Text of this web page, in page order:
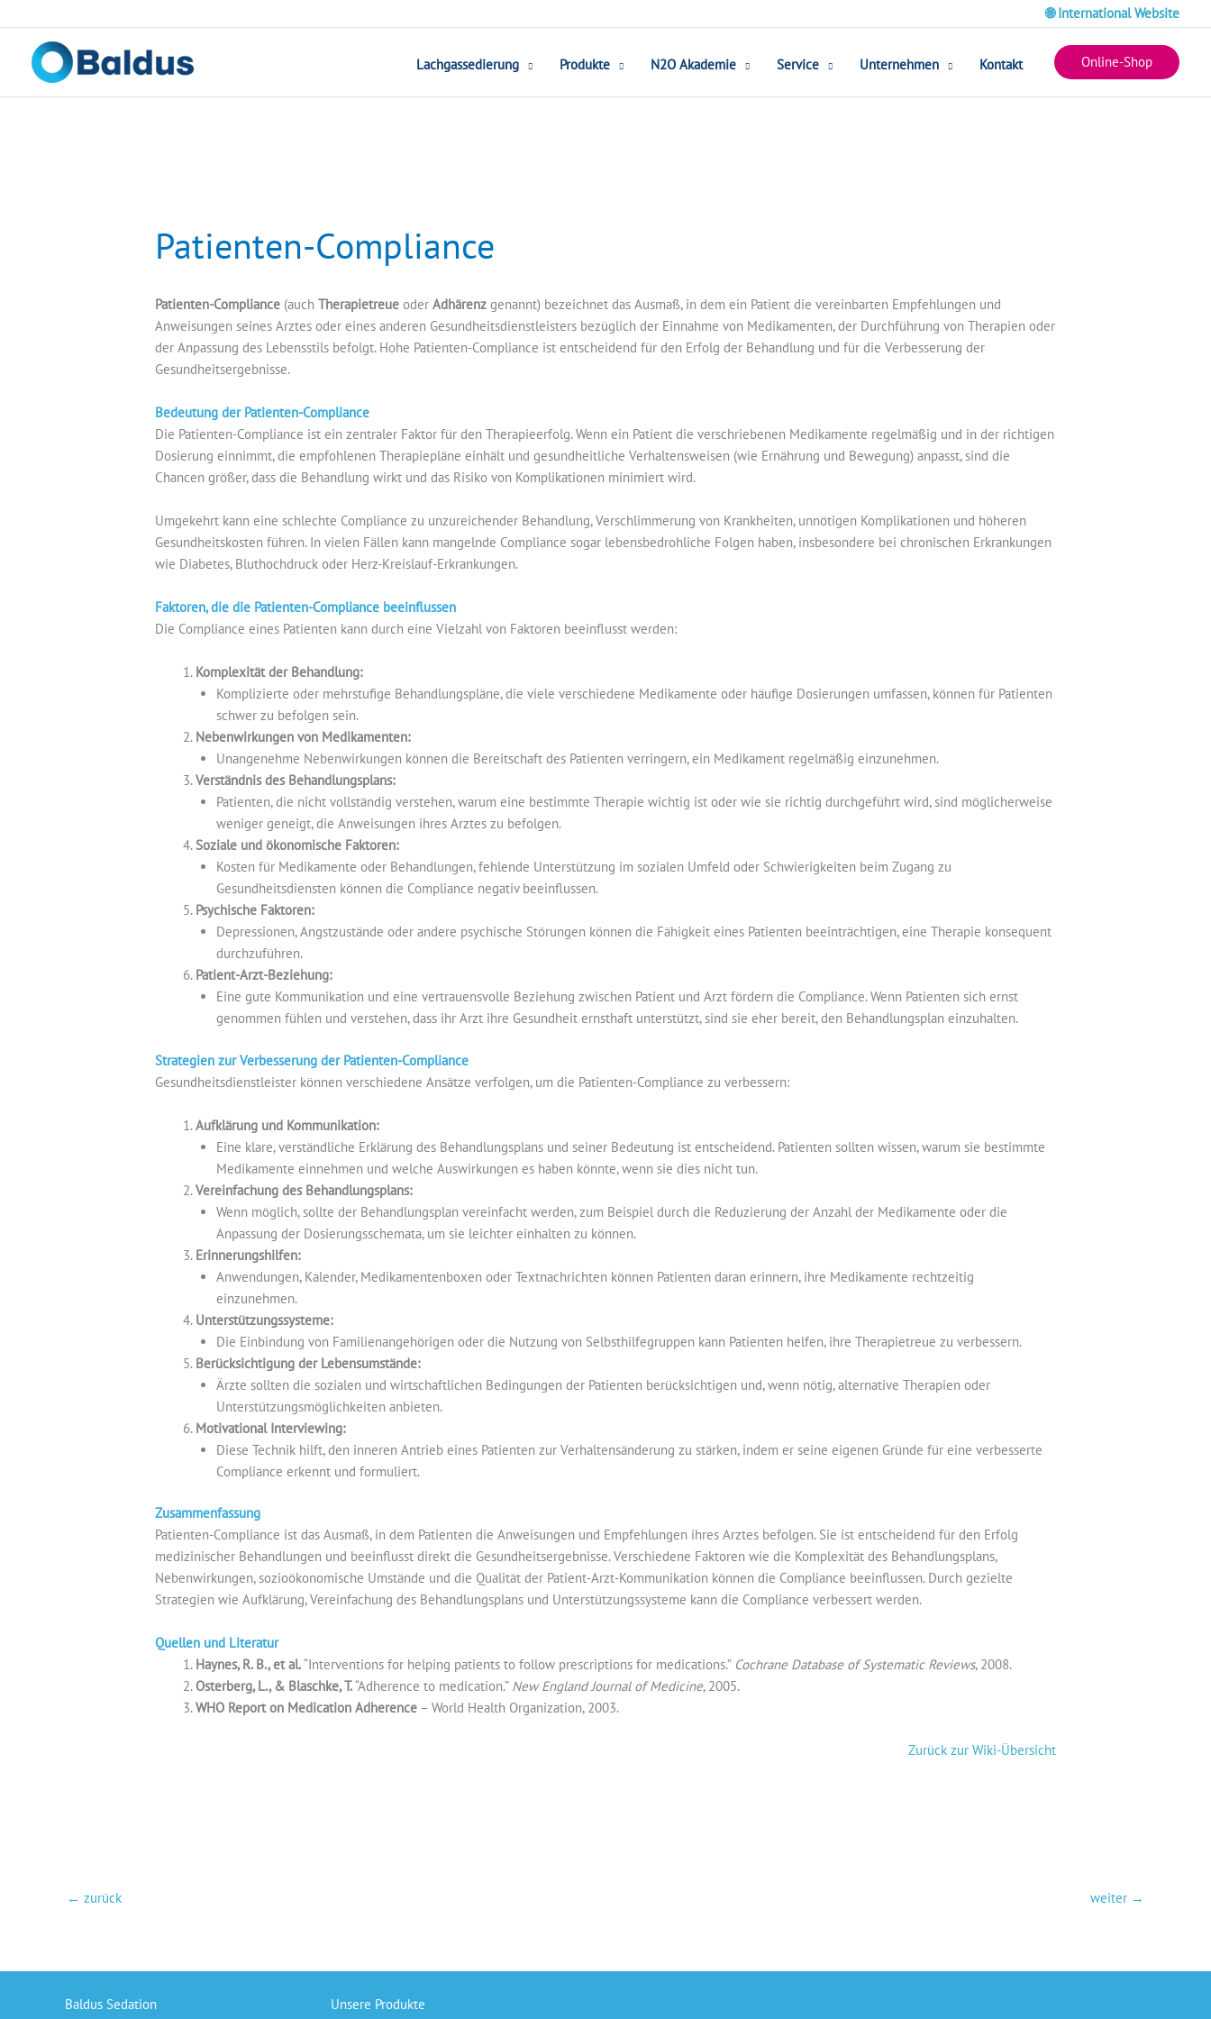
Inhalt
springen
🌐 International Website
Lachgassedierung Produkte N2O Akademie Service Unternehmen Kontakt Online-Shop
Patienten-Compliance
Patienten-Compliance (auchTherapietreue oderAdhärenz genannt) bezeichnet das Ausmaß, in dem ein Patient die vereinbarten Empfehlungen und
Anweisungen seines Arztes oder eines anderen Gesundheitsdienstleisters bezüglich der Einnahme von Medikamenten, der Durchführung von Therapien oder
der Anpassung des Lebensstils befolgt. Hohe Patienten-Compliance ist entscheidend für den Erfolg der Behandlung und für die Verbesserung der
Gesundheitsergebnisse.
Bedeutung der Patienten-Compliance
Die Patienten-Compliance ist ein zentraler Faktor für den Therapieerfolg. Wenn ein Patient die verschriebenen Medikamente regelmäßig und in der richtigen
Dosierung einnimmt, die empfohlenen Therapiepläne einhält und gesundheitliche Verhaltensweisen (wie Ernährung und Bewegung) anpasst, sind die
Chancen größer, dass die Behandlung wirkt und das Risiko von Komplikationen minimiert wird.
Umgekehrt kann eine schlechte Compliance zu unzureichender Behandlung, Verschlimmerung von Krankheiten, unnötigen Komplikationen und höheren
Gesundheitskosten führen. In vielen Fällen kann mangelnde Compliance sogar lebensbedrohliche Folgen haben, insbesondere bei chronischen Erkrankungen
wie Diabetes, Bluthochdruck oder Herz-Kreislauf-Erkrankungen.
Faktoren, die die Patienten-Compliance beeinflussen
Die Compliance eines Patienten kann durch eine Vielzahl von Faktoren beeinflusst werden:
Komplexität der Behandlung:
Komplizierte oder mehrstufige Behandlungspläne, die viele verschiedene Medikamente oder häufige Dosierungen umfassen, können für Patienten
schwer zu befolgen sein.
Nebenwirkungen von Medikamenten:
Unangenehme Nebenwirkungen können die Bereitschaft des Patienten verringern, ein Medikament regelmäßig einzunehmen.
Verständnis des Behandlungsplans:
Patienten, die nicht vollständig verstehen, warum eine bestimmte Therapie wichtig ist oder wie sie richtig durchgeführt wird, sind möglicherweise
weniger geneigt, die Anweisungen ihres Arztes zu befolgen.
Soziale und ökonomische Faktoren:
Kosten für Medikamente oder Behandlungen, fehlende Unterstützung im sozialen Umfeld oder Schwierigkeiten beim Zugang zu
Gesundheitsdiensten können die Compliance negativ beeinflussen.
Psychische Faktoren:
Depressionen, Angstzustände oder andere psychische Störungen können die Fähigkeit eines Patienten beeinträchtigen, eine Therapie konsequent
durchzuführen.
Patient-Arzt-Beziehung:
Eine gute Kommunikation und eine vertrauensvolle Beziehung zwischen Patient und Arzt fördern die Compliance. Wenn Patienten sich ernst
genommen fühlen und verstehen, dass ihr Arzt ihre Gesundheit ernsthaft unterstützt, sind sie eher bereit, den Behandlungsplan einzuhalten.
Strategien zur Verbesserung der Patienten-Compliance
Gesundheitsdienstleister können verschiedene Ansätze verfolgen, um die Patienten-Compliance zu verbessern:
Aufklärung und Kommunikation:
Eine klare, verständliche Erklärung des Behandlungsplans und seiner Bedeutung ist entscheidend. Patienten sollten wissen, warum sie bestimmte
Medikamente einnehmen und welche Auswirkungen es haben könnte, wenn sie dies nicht tun.
Vereinfachung des Behandlungsplans:
Wenn möglich, sollte der Behandlungsplan vereinfacht werden, zum Beispiel durch die Reduzierung der Anzahl der Medikamente oder die
Anpassung der Dosierungsschemata, um sie leichter einhalten zu können.
Erinnerungshilfen:
Anwendungen, Kalender, Medikamentenboxen oder Textnachrichten können Patienten daran erinnern, ihre Medikamente rechtzeitig
einzunehmen.
Unterstützungssysteme:
Die Einbindung von Familienangehörigen oder die Nutzung von Selbsthilfegruppen kann Patienten helfen, ihre Therapietreue zu verbessern.
Berücksichtigung der Lebensumstände:
Ärzte sollten die sozialen und wirtschaftlichen Bedingungen der Patienten berücksichtigen und, wenn nötig, alternative Therapien oder
Unterstützungsmöglichkeiten anbieten.
Motivational Interviewing:
Diese Technik hilft, den inneren Antrieb eines Patienten zur Verhaltensänderung zu stärken, indem er seine eigenen Gründe für eine verbesserte
Compliance erkennt und formuliert.
Zusammenfassung
Patienten-Compliance ist das Ausmaß, in dem Patienten die Anweisungen und Empfehlungen ihres Arztes befolgen. Sie ist entscheidend für den Erfolg
medizinischer Behandlungen und beeinflusst direkt die Gesundheitsergebnisse. Verschiedene Faktoren wie die Komplexität des Behandlungsplans,
Nebenwirkungen, sozioökonomische Umstände und die Qualität der Patient-Arzt-Kommunikation können die Compliance beeinflussen. Durch gezielte
Strategien wie Aufklärung, Vereinfachung des Behandlungsplans und Unterstützungssysteme kann die Compliance verbessert werden.
Quellen und Literatur
Haynes, R. B., et al.“Interventions for helping patients to follow prescriptions for medications.” Cochrane Database of Systematic Reviews, 2008.
Osterberg, L., & Blaschke, T.“Adherence to medication.” New England Journal of Medicine, 2005.
WHO Report on Medication Adherence – World Health Organization, 2003.
Zurück zur Wiki-Übersicht
← zurück weiter →
Baldus Sedation
Unsere Produkte